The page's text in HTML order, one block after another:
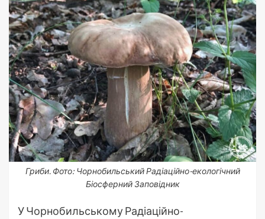
Гриби. Фото: Чорнобильський Радіаційно-екологічний
Біосферний Заповідник
У Чорнобильському Радіаційно-